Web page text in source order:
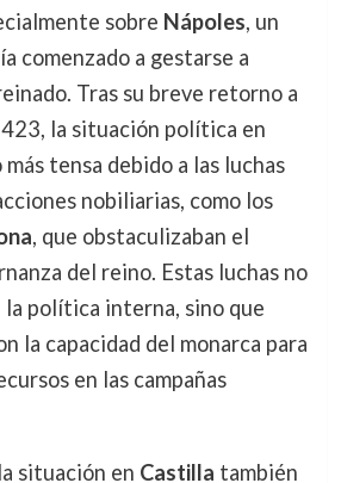
sobre Nápoles, un
comenzado a gestarse a
Tras su breve retorno a
la situación política en
tensa debido a las luchas
nobiliarias, como los
, que obstaculizaban el
del reino. Estas luchas no
la política interna, sino que
la capacidad del monarca para
en las campañas
situación en Castilla también